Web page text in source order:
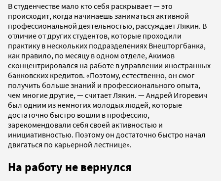
В студенчестве мало кто себя раскрывает — это
происходит, когда начинаешь заниматься активной
профессиональной деятельностью, рассуждает Лякин. В
отличие от других студентов, которые проходили
практику в нескольких подразделениях Внешторгбанка,
как правило, по месяцу в одном отделе, Акимов
сконцентрировался на работе в управлении иностранных
банковских кредитов. «Поэтому, естественно, он смог
получить больше знаний и профессионального опыта,
чем многие другие, — считает Лякин. — Андрей Игоревич
был одним из немногих молодых людей, которые
достаточно быстро вошли в профессию,
зарекомендовали себя своей активностью и
инициативностью. Поэтому он достаточно быстро начал
двигаться по карьерной лестнице».
На работу не вернулся